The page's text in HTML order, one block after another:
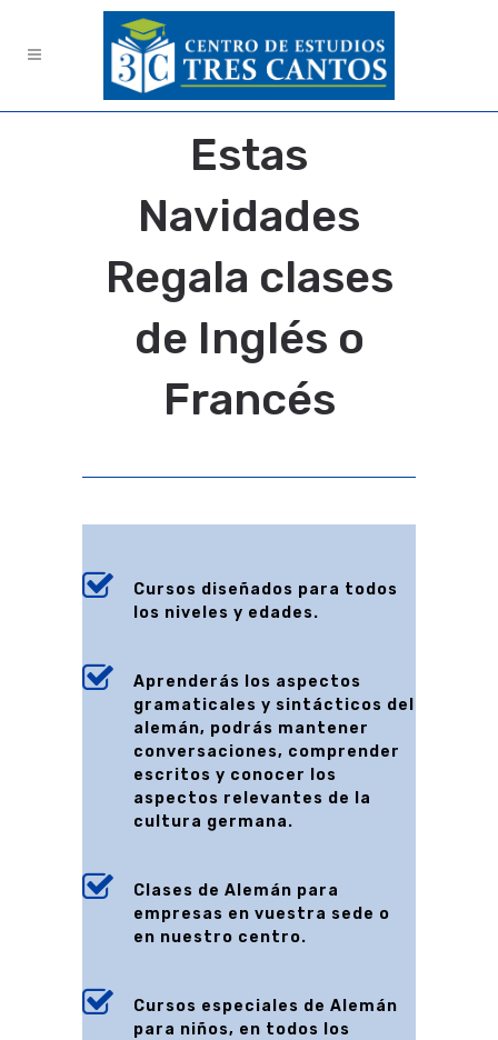
Estas
Navidades
Regala clases
de Inglés o
Francés
Cursos diseñados para todos
los niveles y edades.
Aprenderás los aspectos
gramaticales y sintácticos del
alemán, podrás mantener
conversaciones, comprender
escritos y conocer los
aspectos relevantes de la
cultura germana.
Clases de Alemán para
empresas en vuestra sede o
en nuestro centro.
Cursos especiales de Alemán
para niños, en todos los